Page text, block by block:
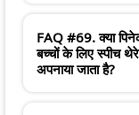
FAQ #69. क्या
बच्चों के लिए स्पीच
अपनाया जाता है?